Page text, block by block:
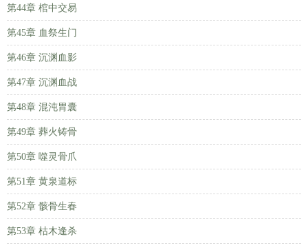
第44章 棺中交易
第45章 血祭生门
第46章 沉渊血影
第47章 沉渊血战
第48章 混沌胃囊
第49章 葬火铸骨
第50章 噬灵骨爪
第51章 黄泉道标
第52章 骸骨生春
第53章 枯木逢杀